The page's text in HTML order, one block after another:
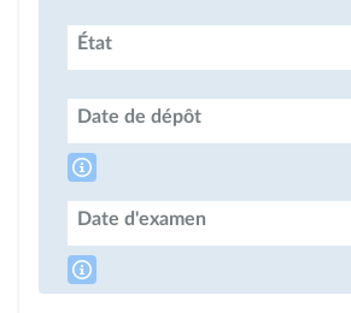
État
Date de dépôt
Date d'examen